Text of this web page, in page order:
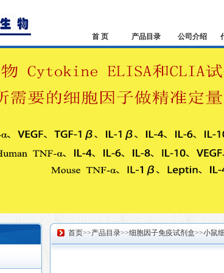
首 页 产品目录 公司介绍
首页>>产品目录>>细胞因子免疫试剂盒>>小鼠